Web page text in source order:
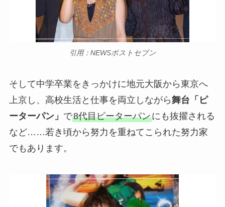
引用：NEWSポストセブン
そして中学卒業をきっかけに地元大阪から東京へ
上京し、高校生活と仕事を両立しながら舞台「ピ
ーターパン」 で8代目ピーターパンにも抜擢される
など……若き頃から努力を重ねてこられた努力家
でもあります。